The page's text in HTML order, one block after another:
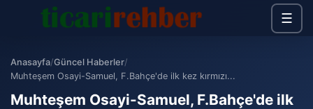
☰
Anasayfa/Güncel Haberler/
Muhteşem Osayi-Samuel, F.Bahçe'de ilk kez kırmızı...
Muhteşem Osayi-Samuel, F.Bahçe'de ilk